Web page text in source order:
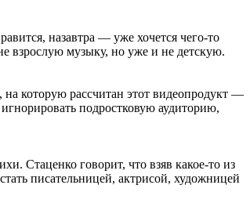
назавтра — уже хочется чего-то
взрослую музыку, но уже и не детскую.
на которую рассчитан этот видеопродукт —
подростковую аудиторию,
Стаценко говорит, что взяв какое-то из
писательницей, актрисой, художницей